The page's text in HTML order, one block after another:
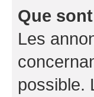
Que
Les
possible.